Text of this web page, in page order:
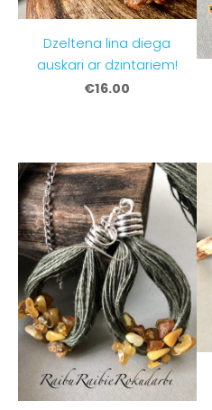
Dzeltena lina diega
auskari ar dzintariem!
€16.00